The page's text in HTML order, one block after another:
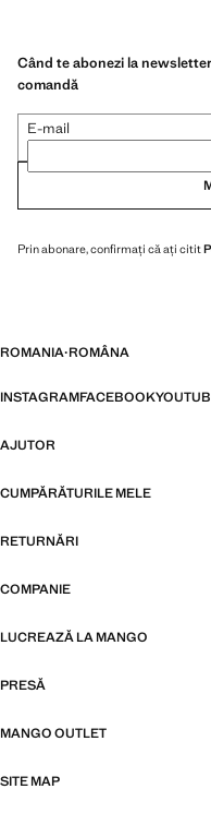
Când te abonezi la
comandă
E-mail
Prin abonare, confirmați că ați citit
ROMANIA·ROMÂNA
INSTAGRAMFACEBOOK
AJUTOR
CUMPĂRĂTURILE MELE
RETURNĂRI
COMPANIE
LUCREAZĂ LA MANGO
PRESĂ
MANGO OUTLET
SITE MAP